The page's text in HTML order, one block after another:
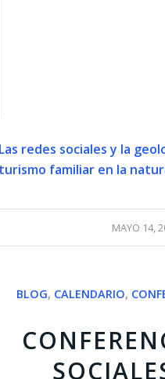
Las redes sociales y la
turismo familiar en la
MAYO 14,
/
BLOG, CALENDARIO,